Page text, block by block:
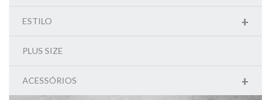
+
ESTILO
PLUS SIZE
+
ACESSÓRIOS